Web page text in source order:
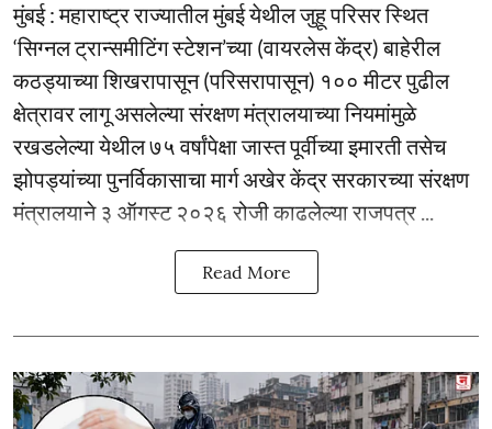
मुंबई : महाराष्ट्र राज्यातील मुंबई येथील जुहू परिसर स्थित
‘सिग्नल ट्रान्समीटिंग स्टेशन’च्या (वायरलेस केंद्र) बाहेरील
कठड्याच्या शिखरापासून (परिसरापासून) १०० मीटर पुढील
क्षेत्रावर लागू असलेल्या संरक्षण मंत्रालयाच्या नियमांमुळे
रखडलेल्या येथील ७५ वर्षांपेक्षा जास्त पूर्वीच्या इमारती तसेच
झोपड्यांच्या पुनर्विकासाचा मार्ग अखेर केंद्र सरकारच्या संरक्षण
मंत्रालयाने ३ ऑगस्ट २०२६ रोजी काढलेल्या राजपत्र ...
Read More